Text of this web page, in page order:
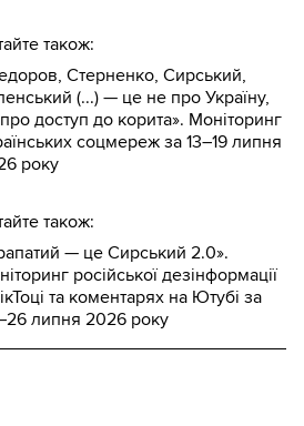
також:
Стерненко, Сирський,
(...) — це не про Україну,
доступ до корита». Моніторинг
соцмереж за 13–19 липня
року
також:
— це Сирський 2.0».
російської дезінформації
та коментарях на Ютубі за
липня 2026 року